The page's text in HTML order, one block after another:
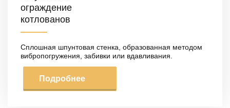
ограждение
котлованов
Сплошная шпунтовая стенка, образованная методом
вибропогружения, забивки или вдавливания.
Подробнее